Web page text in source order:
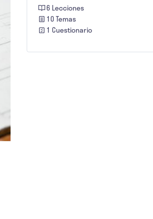
6 Lecciones
10 Temas
1 Cuestionario